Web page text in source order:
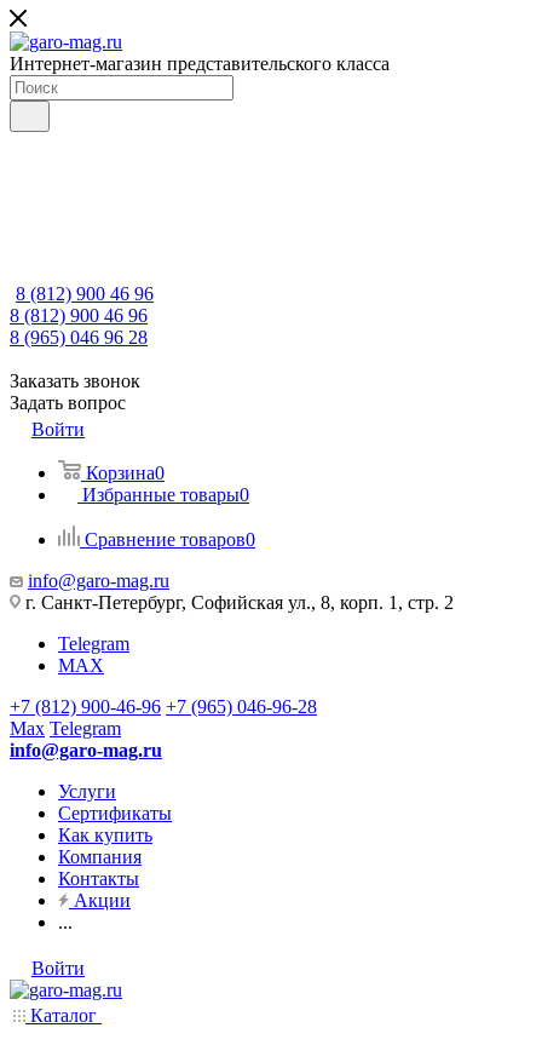
Интернет-магазин представительского класса
8 (812) 900 46 96
8 (812) 900 46 96
8 (965) 046 96 28
Заказать звонок
Задать вопрос
Войти
Корзина0
Избранные товары0
Сравнение товаров0
info@garo-mag.ru
г. Санкт-Петербург, Софийская ул., 8, корп. 1, стр. 2
Telegram
MAX
+7 (812) 900-46-96 +7 (965) 046-96-28
Max Telegram
info@garo-mag.ru
Услуги
Сертификаты
Как купить
Компания
Контакты
Акции
...
Войти
Каталог